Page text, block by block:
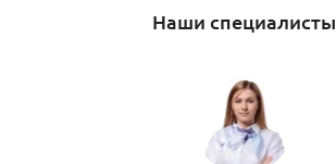
Наши специалисты